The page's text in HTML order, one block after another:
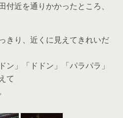
付近を通りかかったところ、
きり、近くに見えてきれいだ
ン」「ドドン」「パラパラ」
て